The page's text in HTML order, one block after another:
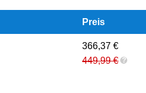
Preis
366,37 €
449,99 € ?